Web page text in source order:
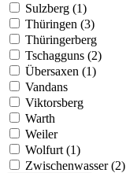
Sulzberg (1)
Thüringen (3)
Thüringerberg
Tschagguns (2)
Übersaxen (1)
Vandans
Viktorsberg
Warth
Weiler
Wolfurt (1)
Zwischenwasser (2)